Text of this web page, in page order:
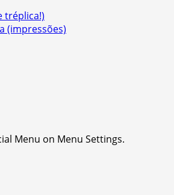
tréplica!)
(impressões)
Menu on Menu Settings.